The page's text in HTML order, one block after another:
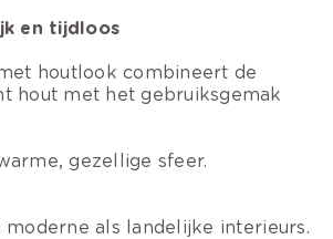
en tijdloos
houtlook combineert de
hout met het gebruiksgemak
gezellige sfeer.
als landelijke interieurs.